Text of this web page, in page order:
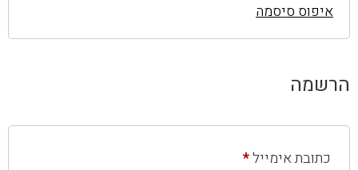
איפוס סיסמה
הרשמה
כתובת אימייל*